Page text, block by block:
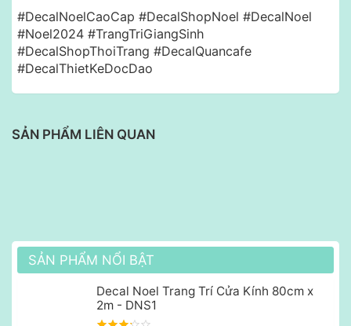
#DecalNoelCaoCap #DecalShopNoel #DecalNoel
#Noel2024 #TrangTriGiangSinh
#DecalShopThoiTrang #DecalQuancafe
#DecalThietKeDocDao
SẢN PHẨM LIÊN QUAN
SẢN PHẨM NỔI BẬT
Decal Noel Trang Trí Cửa Kính 80cm x
2m - DNS1